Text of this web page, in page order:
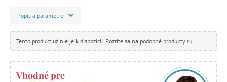
Popis a parametre
Tento produkt už nie je k dispozícii. Pozrite sa na podobné produkty tu
Vhodné pre